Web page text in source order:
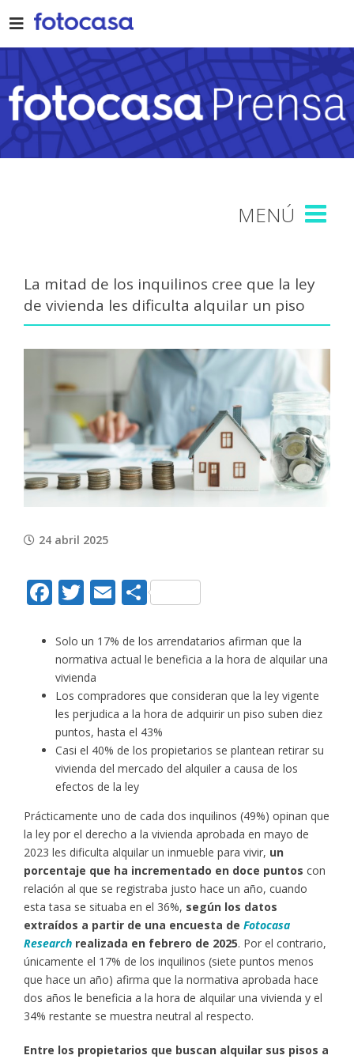
to
content
La mitad de los inquilinos cree que la ley
de vivienda les dificulta alquilar un piso
Image
24 abril 2025
Facebook
Twitter
EmailCompartir
Solo un 17% de los arrendatarios afirman que la
normativa actual le beneficia a la hora de alquilar una
vivienda
Los compradores que consideran que la ley vigente
les perjudica a la hora de adquirir un piso suben diez
puntos, hasta el 43%
Casi el 40% de los propietarios se plantean retirar su
vivienda del mercado del alquiler a causa de los
efectos de la ley
Prácticamente uno de cada dos inquilinos (49%) opinan que
la ley por el derecho a la vivienda aprobada en mayo de
2023 les dificulta alquilar un inmueble para vivir, un
porcentaje que ha incrementado en doce puntos con
relación al que se registraba justo hace un año, cuando
esta tasa se situaba en el 36%, según los datos
extraídos a partir de una encuesta de Fotocasa
Researchrealizada en febrero de 2025. Por el contrario,
únicamente el 17% de los inquilinos (siete puntos menos
que hace un año) afirma que la normativa aprobada hace
dos años le beneficia a la hora de alquilar una vivienda y el
34% restante se muestra neutral al respecto.
Entre los propietarios que buscan alquilar sus pisos a